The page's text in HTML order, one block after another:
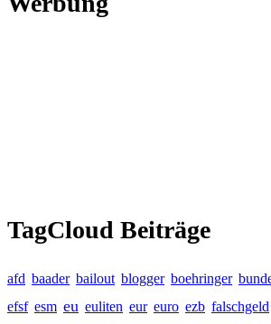
TagCloud Beiträge
afd baader bailout blogger boehringer
efsf esm eu euliten eur euro ezb falschgeld